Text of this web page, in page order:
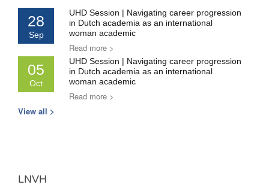
28
Sep
UHD Session | Navigating career progression
in Dutch academia as an international
woman academic
Read more >
05
Oct
UHD Session | Navigating career progression
in Dutch academia as an international
woman academic
Read more >
View all >
LNVH